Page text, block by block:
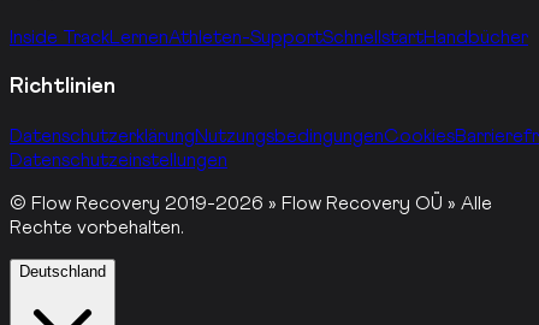
Inside Track LernenAthleten-SupportSchnellstartHandbücher
Richtlinien
DatenschutzerklärungNutzungsbedingungenCookies
Datenschutzeinstellungen
© Flow Recovery 2019-2026 » Flow Recovery OÜ » Alle
Rechte vorbehalten.
Deutschland